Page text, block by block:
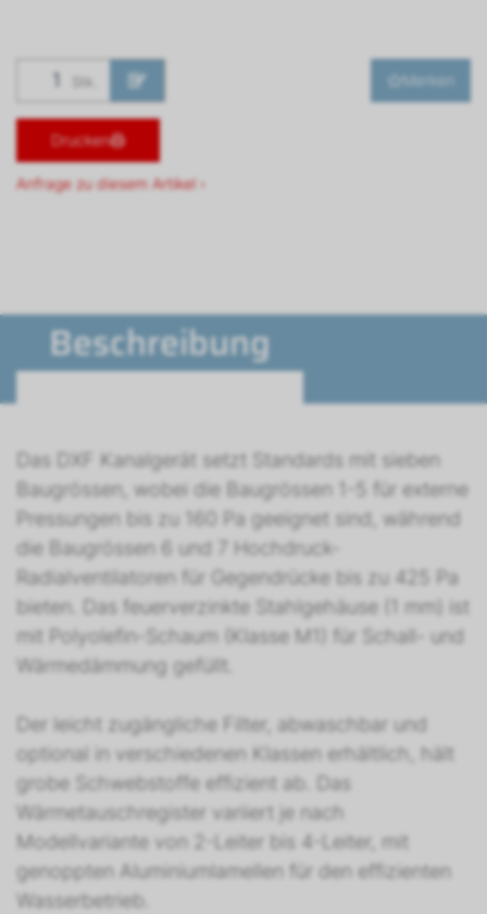
Stk. Merken
Drucken
Anfrage zu diesem Artikel ›
Beschreibung
Das DXF Kanalgerät setzt Standards mit sieben
Baugrössen, wobei die Baugrössen 1-5 für externe
Pressungen bis zu 160 Pa geeignet sind, während
die Baugrössen 6 und 7 Hochdruck-
Radialventilatoren für Gegendrücke bis zu 425 Pa
bieten. Das feuerverzinkte Stahlgehäuse (1 mm) ist
mit Polyolefin-Schaum (Klasse M1) für Schall- und
Wärmedämmung gefüllt.
Der leicht zugängliche Filter, abwaschbar und
optional in verschiedenen Klassen erhältlich, hält
grobe Schwebstoffe effizient ab. Das
Wärmetauschregister variiert je nach
Modellvariante von 2-Leiter bis 4-Leiter, mit
genoppten Aluminiumlamellen für den effizienten
Wasserbetrieb.